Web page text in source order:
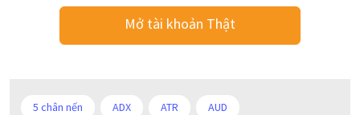
Mở tài khoản Thật
5 chân nến ADX ATR AUD